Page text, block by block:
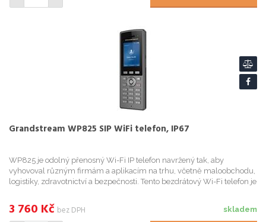
Grandstream WP825 SIP WiFi telefon, IP67
WP825 je odolný přenosný Wi-Fi IP telefon navržený tak, aby
vyhovoval různým firmám a aplikacím na trhu, včetně maloobchodu,
logistiky, zdravotnictví a bezpečnosti. Tento bezdrátový Wi-Fi telefon je
skladem
3 760 Kč bez DPH